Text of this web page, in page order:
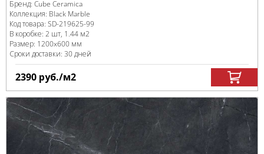
Бренд: Cube Ceramica
Коллекция: Black Marble
Код товара: SD-219625-99
В коробке: 2 шт, 1.44 м2
Размер: 1200x600 мм
Сроки доставки: 30 дней
2390 руб./м2